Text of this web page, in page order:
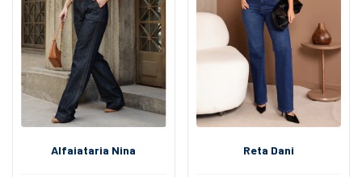
Alfaiataria Nina Reta Dani